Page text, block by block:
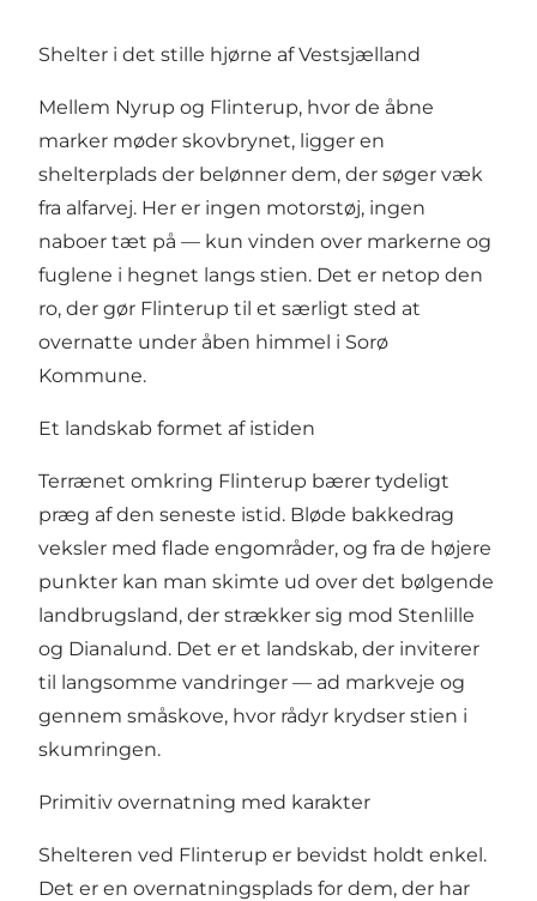
Shelter i det stille hjørne af Vestsjælland
Mellem Nyrup og Flinterup, hvor de åbne
marker møder skovbrynet, ligger en
shelterplads der belønner dem, der søger væk
fra alfarvej. Her er ingen motorstøj, ingen
naboer tæt på — kun vinden over markerne og
fuglene i hegnet langs stien. Det er netop den
ro, der gør Flinterup til et særligt sted at
overnatte under åben himmel i Sorø
Kommune.
Et landskab formet af istiden
Terrænet omkring Flinterup bærer tydeligt
præg af den seneste istid. Bløde bakkedrag
veksler med flade engområder, og fra de højere
punkter kan man skimte ud over det bølgende
landbrugsland, der strækker sig mod Stenlille
og Dianalund. Det er et landskab, der inviterer
til langsomme vandringer — ad markveje og
gennem småskove, hvor rådyr krydser stien i
skumringen.
Primitiv overnatning med karakter
Shelteren ved Flinterup er bevidst holdt enkel.
Det er en overnatningsplads for dem, der har